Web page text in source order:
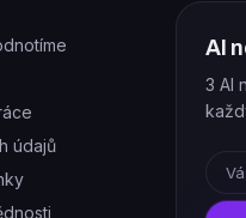
údajů
AI
3 AI